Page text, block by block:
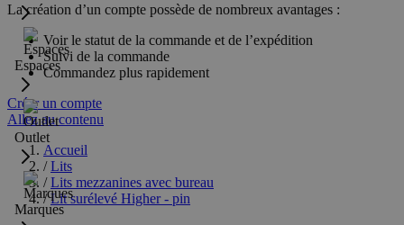
Espaces
Outlet
Marques
La création d’un compte possède de nombreux avantages :
Voir le statut de la commande et de l’expédition
Suivi de la commande
Commandez plus rapidement
Créer un compte
Allez au contenu
Accueil
/ Lits
/ Lits mezzanines avec bureau
/ Lit surélevé Higher - pin